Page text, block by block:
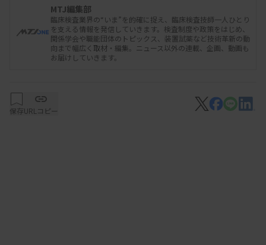
由来幹細胞）の細胞加工の受託を開始した。同社で
は、キオスクを活用して、エリアの医療機関に培養
細胞を届けるネットワークを全国に構築していく方
MTJ編集部
臨床検査業界の“いま”を的確に捉え、臨床検査技師一人ひとり
を支える情報を発信していきます。検査制度や政策をはじめ、
関係学会や職能団体のトピックス、装置試薬など技術革新の動
向まで幅広く取材・編集。ニュース以外の連載、企画、動画も
お届けしていきます。
保存URLコピー